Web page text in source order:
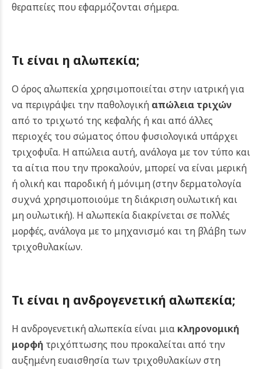
θεραπείες που εφαρμόζονται σήμερα.
Τι είναι η αλωπεκία;
Ο όρος αλωπεκία χρησιμοποιείται στην ιατρική για
να περιγράψει την παθολογική απώλεια τριχών
από το τριχωτό της κεφαλής ή και από άλλες
περιοχές του σώματος όπου φυσιολογικά υπάρχει
τριχοφυΐα. Η απώλεια αυτή, ανάλογα με τον τύπο και
τα αίτια που την προκαλούν, μπορεί να είναι μερική
ή ολική και παροδική ή μόνιμη (στην δερματολογία
συχνά χρησιμοποιούμε τη διάκριση ουλωτική και
μη ουλωτική). Η αλωπεκία διακρίνεται σε πολλές
μορφές, ανάλογα με το μηχανισμό και τη βλάβη των
τριχοθυλακίων.
Τι είναι η ανδρογενετική αλωπεκία;
Η ανδρογενετική αλωπεκία είναι μια κληρονομική
μορφή τριχόπτωσης που προκαλείται από την
αυξημένη ευαισθησία των τριχοθυλακίων στη